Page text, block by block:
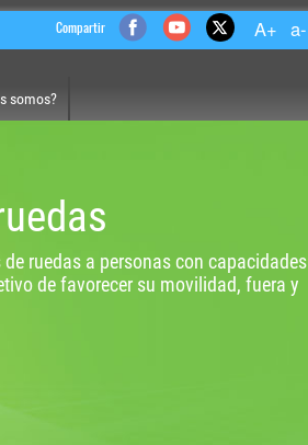
Compartir
somos?
ruedas a personas con capacidades
de favorecer su movilidad, fuera y